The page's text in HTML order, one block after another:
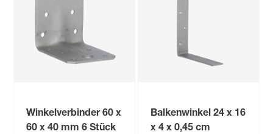
Winkelverbinder 60 x
60 x 40 mm 6 Stück
Balkenwinkel 24 x 16
x 4 x 0,45 cm